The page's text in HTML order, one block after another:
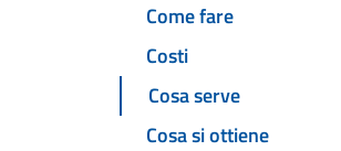
Come fare
Costi
Cosa serve
Cosa si ottiene